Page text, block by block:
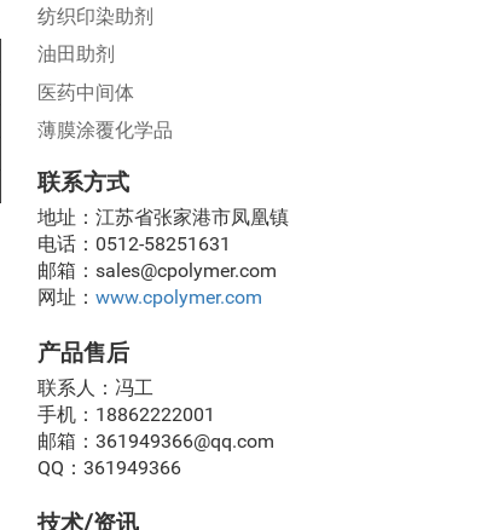
纺织印染助剂
油田助剂
医药中间体
薄膜涂覆化学品
联系方式
地址：江苏省张家港市凤凰镇
电话：0512-58251631
邮箱：sales@cpolymer.com
网址： www.cpolymer.com
产品售后
联系人：冯工
手机：18862222001
邮箱：361949366@qq.com
QQ：361949366
技术/资讯